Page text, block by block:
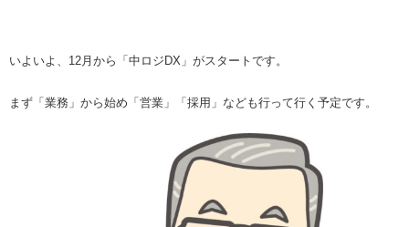
いよいよ、 12 月から「中ロジDX」がスタートです。
まず「業務」から始め「営業」「採用」なども行って行く予定です。